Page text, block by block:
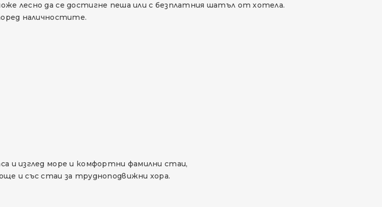
лесно да се достигне пеша или с безплатния шатъл от хотела.
наличностите.
и изглед море и комфортни фамилни стаи,
и със стаи за трудноподвижни хора.